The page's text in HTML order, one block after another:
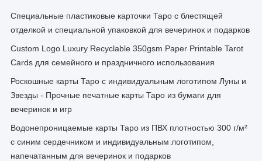
Специальные пластиковые карточки Таро с блестящей
отделкой и специальной упаковкой для вечеринок и подарков
Custom Logo Luxury Recyclable 350gsm Paper Printable Tarot
Cards для семейного и праздничного использования
Роскошные карты Таро с индивидуальным логотипом Луны и
Звезды - Прочные печатные карты Таро из бумаги для
вечеринок и игр
Водонепроницаемые карты Таро из ПВХ плотностью 300 г/м²
с синим сердечником и индивидуальным логотипом,
напечатанным для вечеринок и подарков